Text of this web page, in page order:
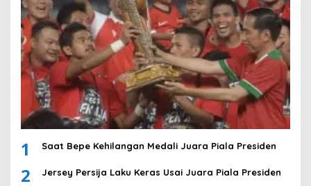
1 Saat Bepe Kehilangan Medali Juara Piala Presiden
2 Jersey Persija Laku Keras Usai Juara Piala Presiden